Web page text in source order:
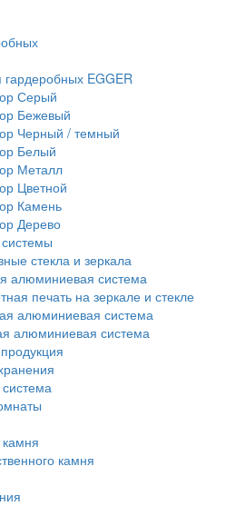
EGGER
Серый
Бежевый
Черный / темный
Белый
Металл
Цветной
Камень
Дерево
стекла и зеркала
алюминиевая система
печать на зеркале и стекле
алюминиевая система
алюминиевая система
камня